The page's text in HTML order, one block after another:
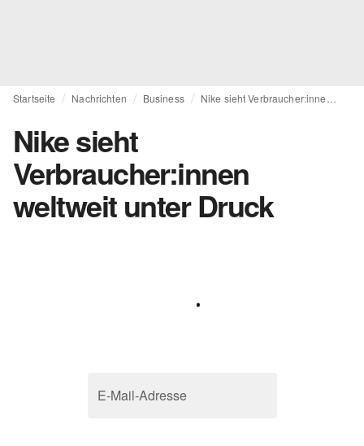
Startseite Nachrichten Business
Nike sieht
Verbraucher:innen
weltweit unter Druck
E-Mail-Adresse